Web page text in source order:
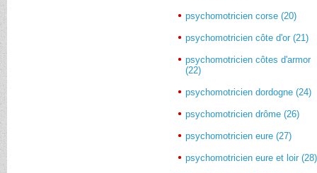
psychomotricien corse (20)
psychomotricien côte d'or (21)
psychomotricien côtes d'armor
(22)
psychomotricien dordogne (24)
psychomotricien drôme (26)
psychomotricien eure (27)
psychomotricien eure et loir (28)